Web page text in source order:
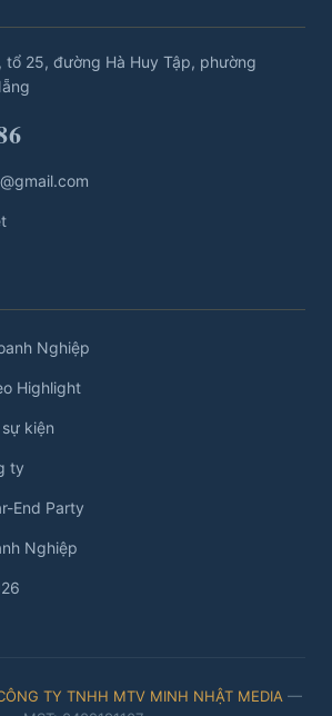
tổ 25, đường Hà Huy Tập, phường
Nghiệp
Highlight
kiện
ty
End Party
Nghiệp
TY TNHH MTV MINH NHẬT MEDIA—